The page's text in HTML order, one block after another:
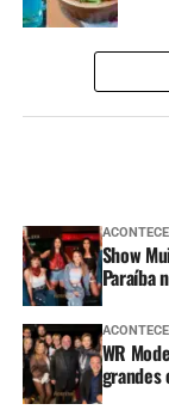
ACONTECE
Show
Paraíba
ACONTECE
WR
grandes